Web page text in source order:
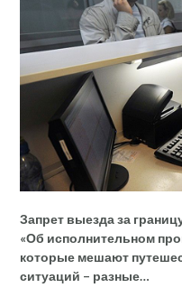
Запрет выезда за
«Об исполнительном
которые мешают
ситуаций – разные…